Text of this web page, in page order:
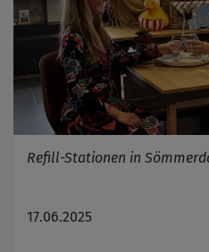
Refill-Stationen in
17.06.2025